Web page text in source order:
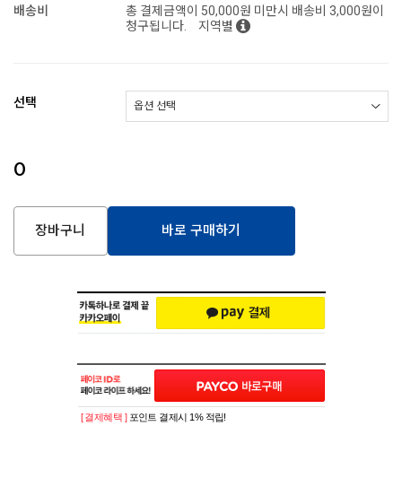
배송비
총 결제금액이 50,000원 미만시 배송비 3,000원이
청구됩니다.
지역별
선택
0
장바구니 바로 구매하기
[ 결제혜택 ] 포인트 결제시 1% 적립!